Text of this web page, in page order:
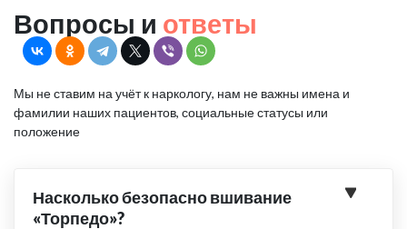
Вопросы и ответы
Мы не ставим на учёт к наркологу, нам не важны имена и
фамилии наших пациентов, социальные статусы или
положение
Насколько безопасно вшивание
«Торпедо»?